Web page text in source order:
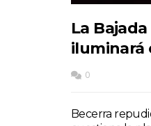
La
iluminará
0
Becerra